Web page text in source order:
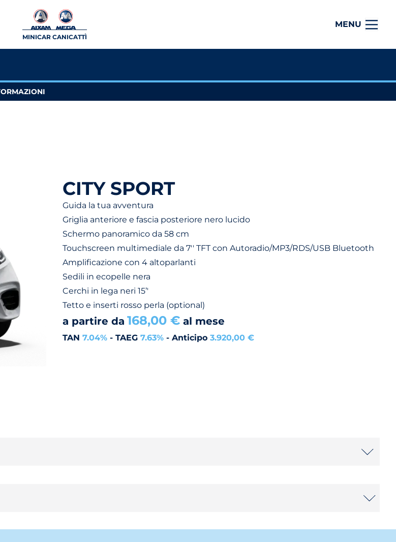
MINICAR CANICATTÌ
MENU
CITY SPORT
Guida la tua avventura
Griglia anteriore e fascia posteriore nero lucido
Schermo panoramico da 58 cm
Touchscreen multimediale da 7'' TFT con Autoradio/MP3/RDS/USB Bluetooth
Amplificazione con 4 altoparlanti
Sedili in ecopelle nera
Cerchi in lega neri 15’'
Tetto e inserti rosso perla (optional)
a partire da 168,00 € al mese
TAN 7.04% - TAEG 7.63% - Anticipo 3.920,00 €